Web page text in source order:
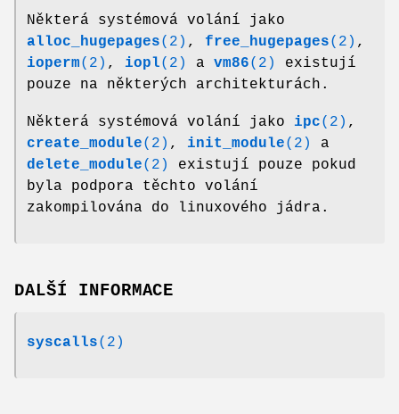
Některá systémová volání jako
alloc_hugepages(2) , free_hugepages(2) ,
ioperm(2) , iopl(2) a vm86(2)
existují
pouze na některých architekturách.
Některá systémová volání jako ipc(2) ,
create_module(2) , init_module(2)
a
delete_module(2)
existují pouze pokud
byla podpora těchto volání
zakompilována do linuxového jádra.
DALŠÍ INFORMACE
syscalls(2)